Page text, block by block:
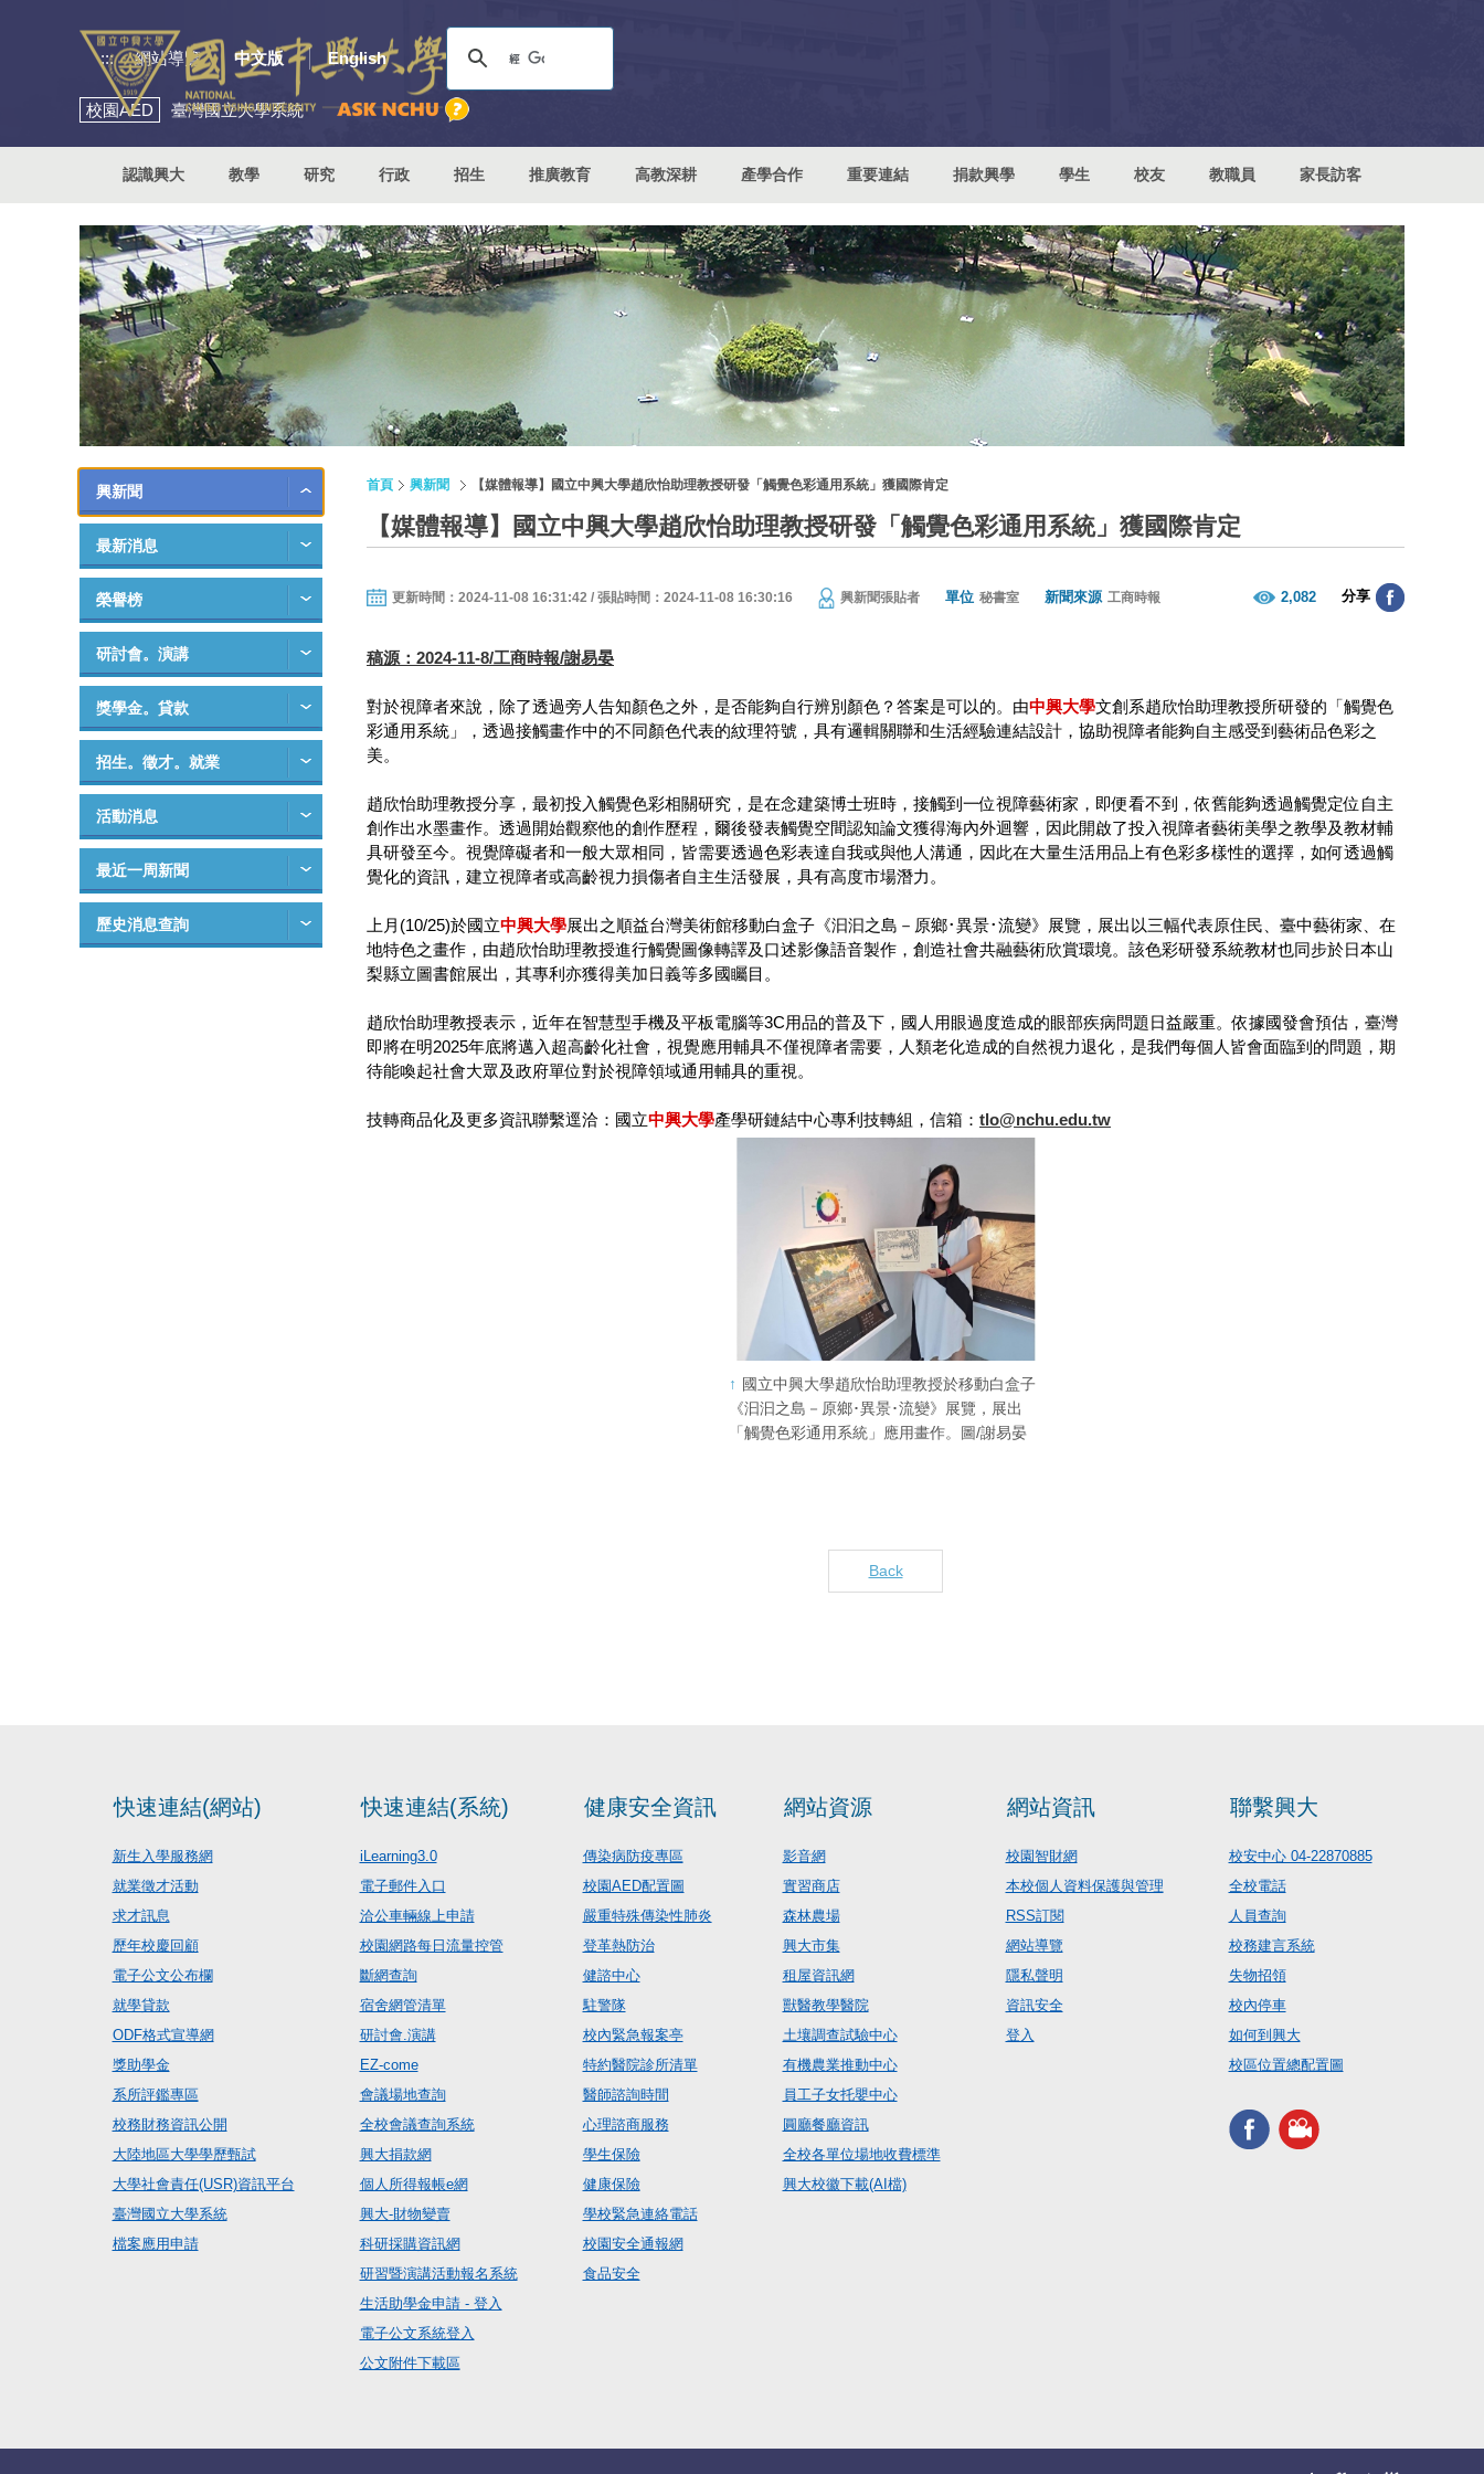
::: 網站導覽 中文版 English
校園AED 臺灣國立大學系統
認識興大 教學 研究 行政 招生 推廣教育 高教深耕 產學合作 重要連結 捐款興學 學生 校友 教職員 家長訪客
興新聞
最新消息
榮譽榜
研討會。演講
獎學金。貸款
招生。徵才。就業
活動消息
最近一周新聞
歷史消息查詢
首頁 興新聞 【媒體報導】國立中興大學趙欣怡助理教授研發「觸覺色彩通用系統」獲國際肯定
【媒體報導】國立中興大學趙欣怡助理教授研發「觸覺色彩通用系統」獲國際肯定
更新時間：2024-11-08 16:31:42 / 張貼時間：2024-11-08 16:30:16 興新聞張貼者 單位 秘書室 新聞來源 工商時報 2,082 分享
稿源：2024-11-8/工商時報/謝易晏
對於視障者來說，除了透過旁人告知顏色之外，是否能夠自行辨別顏色？答案是可以的。由中興大學文創系趙欣怡助理教授所研發的「觸覺色
彩通用系統」，透過接觸畫作中的不同顏色代表的紋理符號，具有邏輯關聯和生活經驗連結設計，協助視障者能夠自主感受到藝術品色彩之
美。
趙欣怡助理教授分享，最初投入觸覺色彩相關研究，是在念建築博士班時，接觸到一位視障藝術家，即便看不到，依舊能夠透過觸覺定位自主
創作出水墨畫作。透過開始觀察他的創作歷程，爾後發表觸覺空間認知論文獲得海內外迴響，因此開啟了投入視障者藝術美學之教學及教材輔
具研發至今。視覺障礙者和一般大眾相同，皆需要透過色彩表達自我或與他人溝通，因此在大量生活用品上有色彩多樣性的選擇，如何透過觸
覺化的資訊，建立視障者或高齡視力損傷者自主生活發展，具有高度市場潛力。
上月(10/25)於國立中興大學展出之順益台灣美術館移動白盒子《汩汩之島－原鄉･異景･流變》展覽，展出以三幅代表原住民、臺中藝術家、在
地特色之畫作，由趙欣怡助理教授進行觸覺圖像轉譯及口述影像語音製作，創造社會共融藝術欣賞環境。該色彩研發系統教材也同步於日本山
梨縣立圖書館展出，其專利亦獲得美加日義等多國矚目。
趙欣怡助理教授表示，近年在智慧型手機及平板電腦等3C用品的普及下，國人用眼過度造成的眼部疾病問題日益嚴重。依據國發會預估，臺灣
即將在明2025年底將邁入超高齡化社會，視覺應用輔具不僅視障者需要，人類老化造成的自然視力退化，是我們每個人皆會面臨到的問題，期
待能喚起社會大眾及政府單位對於視障領域通用輔具的重視。
技轉商品化及更多資訊聯繫逕洽：國立中興大學產學研鏈結中心專利技轉組，信箱： tlo@nchu.edu.tw
國立中興大學趙欣怡助理教授於移動白盒子
《汩汩之島－原鄉･異景･流變》展覽，展出
「觸覺色彩通用系統」應用畫作。圖/謝易晏
Back
快速連結(網站)
新生入學服務網
就業徵才活動
求才訊息
歷年校慶回顧
電子公文公布欄
就學貸款
ODF格式宣導網
獎助學金
系所評鑑專區
校務財務資訊公開
大陸地區大學學歷甄試
大學社會責任(USR)資訊平台
臺灣國立大學系統
檔案應用申請
快速連結(系統)
iLearning3.0
電子郵件入口
洽公車輛線上申請
校園網路每日流量控管
斷網查詢
宿舍網管清單
研討會.演講
EZ-come
會議場地查詢
全校會議查詢系統
興大捐款網
個人所得報帳e網
興大-財物變賣
科研採購資訊網
研習暨演講活動報名系統
生活助學金申請 - 登入
電子公文系統登入
公文附件下載區
健康安全資訊
傳染病防疫專區
校園AED配置圖
嚴重特殊傳染性肺炎
登革熱防治
健諮中心
駐警隊
校內緊急報案亭
特約醫院診所清單
醫師諮詢時間
心理諮商服務
學生保險
健康保險
學校緊急連絡電話
校園安全通報網
食品安全
網站資源
影音網
實習商店
森林農場
興大市集
租屋資訊網
獸醫教學醫院
土壤調查試驗中心
有機農業推動中心
員工子女托嬰中心
圓廳餐廳資訊
全校各單位場地收費標準
興大校徽下載(AI檔)
網站資訊
校園智財網
本校個人資料保護與管理
RSS訂閱
網站導覽
隱私聲明
資訊安全
登入
聯繫興大
校安中心 04-22870885
全校電話
人員查詢
校務建言系統
失物招領
校內停車
如何到興大
校區位置總配置圖